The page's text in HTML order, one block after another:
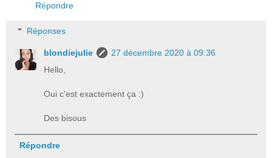
Répondre
Réponses
blondiejulie
27 décembre 2020 à 09:36
Hello,
Oui c'est exactement ça :)
Des bisous
Répondre